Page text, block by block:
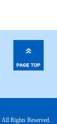
Rights Reserved.